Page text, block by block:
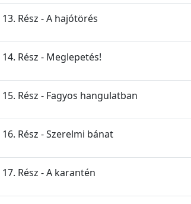
Rész - A hajótörés
Rész - Meglepetés!
Rész - Fagyos hangulatban
Rész - Szerelmi bánat
Rész - A karantén